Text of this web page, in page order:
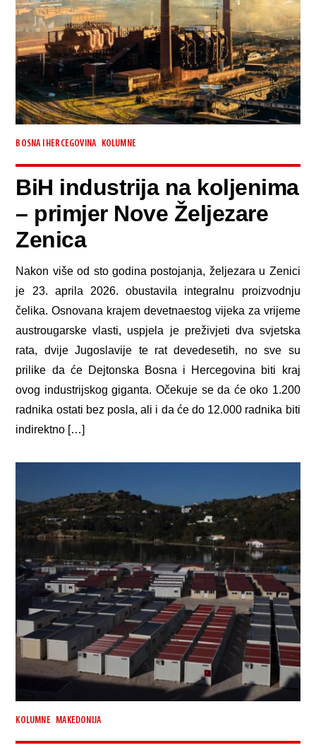
BOSNA I HERCEGOVINA KOLUMNE
BiH industrija na koljenima
– primjer Nove Željezare
Zenica
Nakon više od sto godina postojanja, željezara u Zenici
je 23. aprila 2026. obustavila integralnu proizvodnju
čelika. Osnovana krajem devetnaestog vijeka za vrijeme
austrougarske vlasti, uspjela je preživjeti dva svjetska
rata, dvije Jugoslavije te rat devedesetih, no sve su
prilike da će Dejtonska Bosna i Hercegovina biti kraj
ovog industrijskog giganta. Očekuje se da će oko 1.200
radnika ostati bez posla, ali i da će do 12.000 radnika biti
indirektno […]
KOLUMNE, MAKEDONIJA